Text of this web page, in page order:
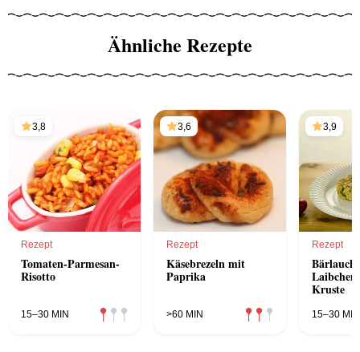
Ähnliche Rezepte
3,8
Rezept
Tomaten-Parmesan-
Risotto
15–30 MIN
3,6
Rezept
Käsebrezeln mit
Paprika
>60 MIN
3,9
Rezept
Kruste
15–30 MIN